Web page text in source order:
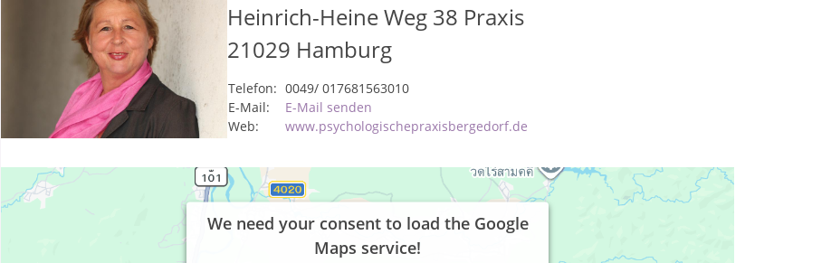
Heinrich-Heine Weg 38 Praxis
21029 Hamburg
Telefon: 0049/ 017681563010
E-Mail:
E-Mail senden
Web:
www.psychologischepraxisbergedorf.de
We need your consent to load the Google
Maps service!